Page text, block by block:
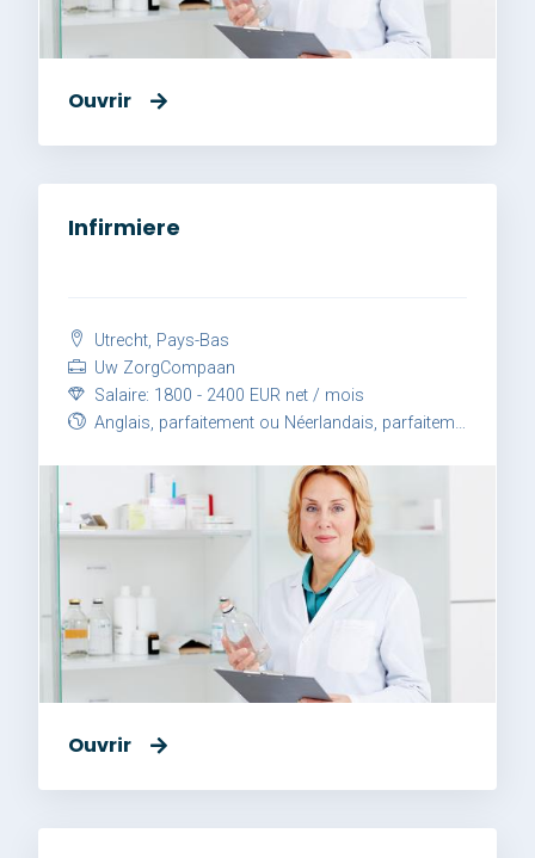
Ouvrir
Infirmiere
Utrecht, Pays-Bas
Uw ZorgCompaan
Salaire: 1800 - 2400 EUR net / mois
Anglais, parfaitement ou Néerlandais, parfaitement
Ouvrir